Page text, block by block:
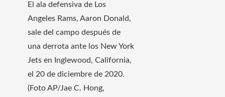
El ala defensiva de Los
Angeles Rams, Aaron Donald,
sale del campo después de
una derrota ante los New York
Jets en Inglewood, California,
el 20 de diciembre de 2020.
(Foto AP/Jae C. Hong,